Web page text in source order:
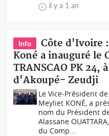
il y a 1 an
Info
Côte d'Ivoire
Koné a inauguré le
TRANSCAO PK 24,
d'Akoupé- Zeudji
Le Vice-Président
Meyliet KONÉ, a
nom du Président
Alassane
du Comp...